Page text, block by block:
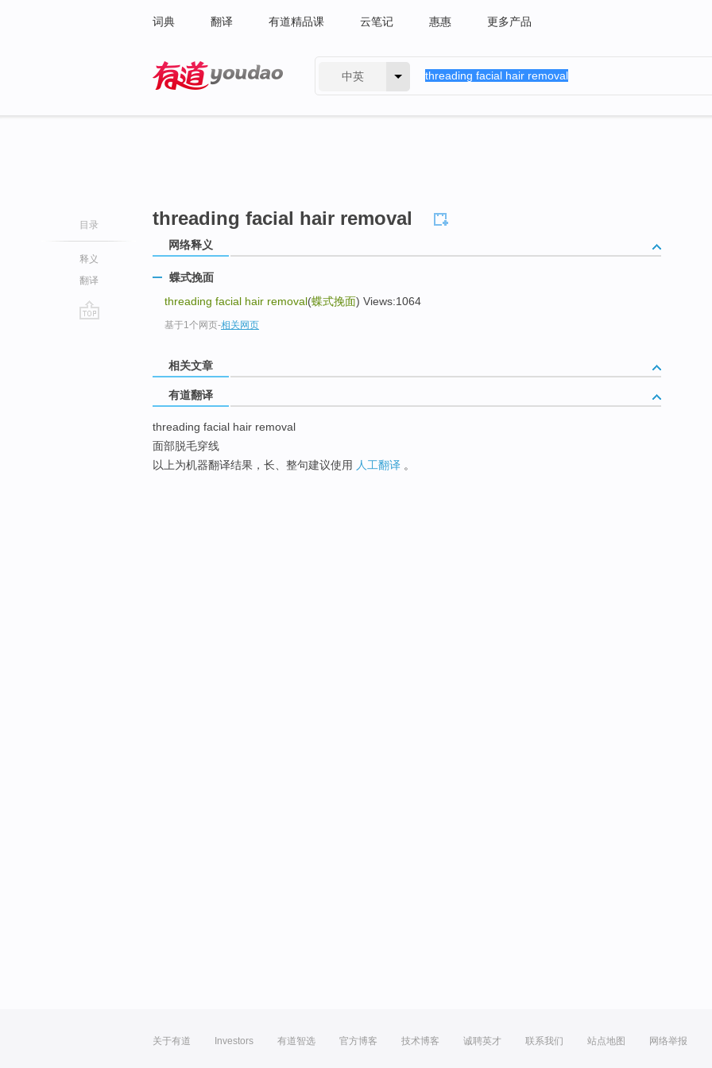
词典 翻译 有道精品课 云笔记 惠惠 更多产品
中英
目录
释义
翻译
threading facial hair removal
网络释义
蝶式挽面
threading facial hair removal(蝶式挽面) Views:1064
基于1个网页-相关网页
相关文章
有道翻译
threading facial hair removal
面部脱毛穿线
以上为机器翻译结果，长、整句建议使用 人工翻译 。
关于有道 Investors 有道智选 官方博客 技术博客 诚聘英才 联系我们 站点地图 网络举报